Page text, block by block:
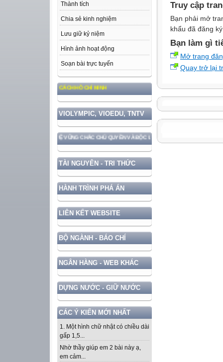
Thành tích
Chia sẻ kinh nghiệm
Lưu giữ kỷ niệm
Hình ảnh hoạt động
Soạn bài trực tuyến
ĐẠO ĐỨC, PHONG CÁCH HỒ CHÍ MINH
VIOLYMPIC, VIOEDU, TNTV
GẮN VỚI BẢO VỆ VỮNG CHẮC CHỦ QUYỀN VÀ ĐỘC LẬP DÂN TỘC!
TÀI NGUYÊN - TRI THỨC
HÀNH TRÌNH PHÁ ÁN
LIÊN KẾT WEBSITE
BỘ NGÀNH - BÁO CHÍ
NGÂN HÀNG - WEB KHÁC
DỰNG NƯỚC - GIỮ NƯỚC
CÁC Ý KIẾN MỚI NHẤT
1. Một hình chữ nhật có chiều dài
gấp 1,5...
Nhờ thầy giúp em 2 bài này ạ,
em cảm...
Truy cập
Bạn phải mở
khẩu đã đăng
Bạn làm gì
Mở trang
Quay trở lại